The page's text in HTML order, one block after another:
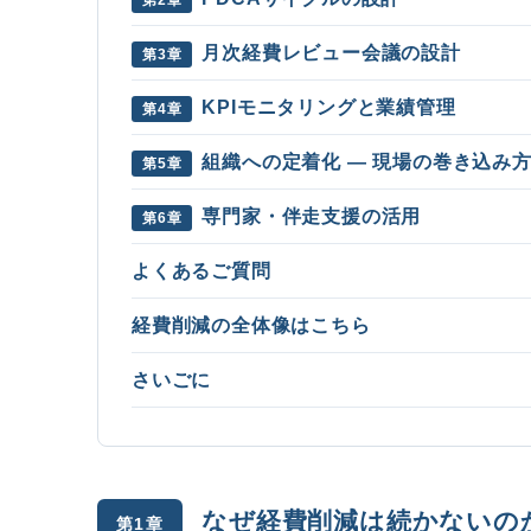
第3章 月次経費レビュー会議の設計
第4章 KPIモニタリングと業績管理
第5章 組織への定着化 ― 現場の巻き込み方
第6章 専門家・伴走支援の活用
よくあるご質問
経費削減の全体像はこちら
さいごに
第1章 なぜ経費削減は続かないの